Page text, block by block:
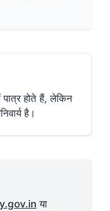
पात्र होते हैं, लेकिन
है।
या